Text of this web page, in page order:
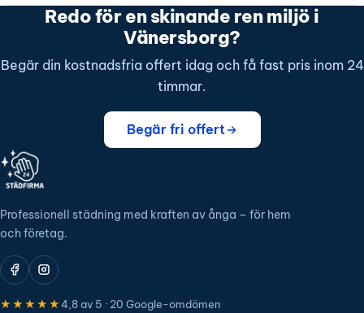
Redo för en skinande ren miljö i
Vänersborg?
Begär din kostnadsfria offert idag och få fast pris inom 24
timmar.
Begär fri offert
Professionell städning med kraften av ånga – för hem
och företag.
★★★★★4,8 av 5 · 20 Google-omdömen